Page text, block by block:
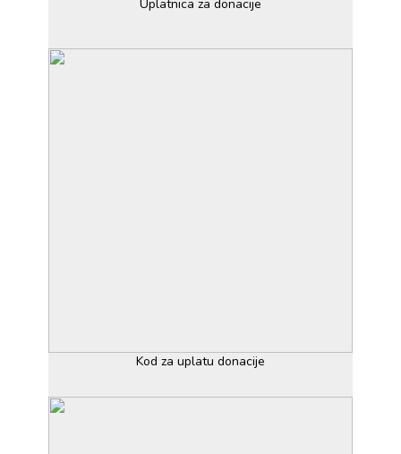
Uplatnica za donacije
Kod za uplatu donacije